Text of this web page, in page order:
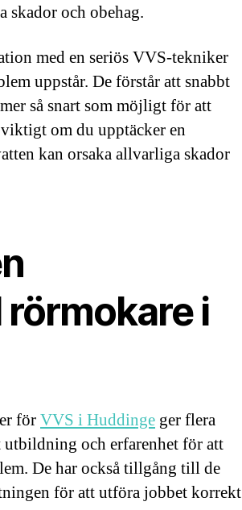
skador och obehag.
med en seriös VVS-tekniker
uppstår. De förstår att snabbt
så snart som möjligt för att
om du upptäcker en
kan orsaka allvarliga skador
i
förVVS i Huddinge ger flera
och erfarenhet för att
De har också tillgång till de
för att utföra jobbet korrekt